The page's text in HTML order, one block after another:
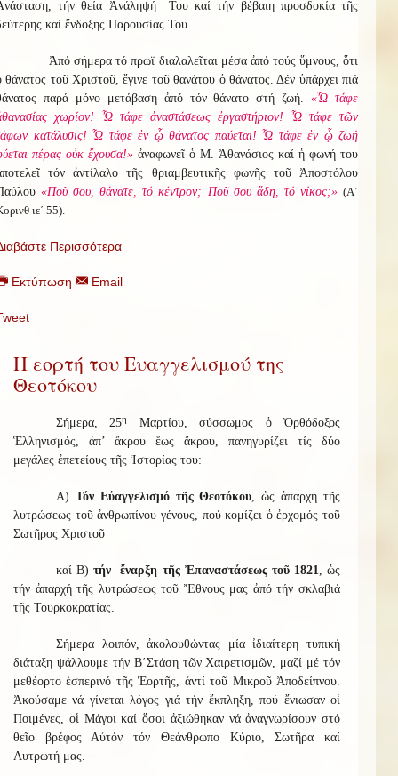
τήν θεία Ἀνάληψή Του καί τήν βέβαιη προσδοκία τῆς
καί ἔνδοξης Παρουσίας Του.
Ἀπό σήμερα τό πρωϊ διαλαλεῖται μέσα ἀπό τούς ὕμνους, ὅτι
θάνατος τοῦ Χριστοῦ, ἔγινε τοῦ θανάτου ὁ θάνατος. Δέν ὑπάρχει πιά
παρά μόνο μετάβαση ἀπό τόν θάνατο στή ζωή.«Ὦ τάφε
χωρίον! Ὦ τάφε ἀναστάσεως ἐργαστήριον! Ὦ τάφε τῶν
κατάλυσις! Ὦ τάφε ἐν ᾧ θάνατος παύεται! Ὦ τάφε ἐν ᾧ ζωή
πέρας οὐκ ἔχουσα!» ἀναφωνεῖ ὁ Μ. Ἀθανάσιος καί ἡ φωνή του
τόν ἀντίλαλο τῆς θριαμβευτικῆς φωνῆς τοῦ Ἀποστόλου
«Ποῦ σου, θάνατε, τό κέντρον; Ποῦ σου ἅδη, τό νίκος;» (Α΄
ιε΄ 55).
Περισσότερα
Εκτύπωση Email
Η εορτή του Ευαγγελισμού της
Θεοτόκου
Σήμερα, 25η
Μαρτίου, σύσσωμος ὁ Ὀρθόδοξος
Ἑλληνισμός, ἀπ’ ἄκρου ἕως ἄκρου, πανηγυρίζει τίς δύο
μεγάλες ἐπετείους τῆς Ἱστορίας του:
Α) Τόν Εὐαγγελισμό τῆς Θεοτόκου, ὡς ἀπαρχή τῆς
λυτρώσεως τοῦ ἀνθρωπίνου γένους, πού κομίζει ὁ ἐρχομός τοῦ
Σωτῆρος Χριστοῦ
καί Β)τήν ἔναρξη τῆς Ἐπαναστάσεως τοῦ 1821, ὡς
τήν ἀπαρχή τῆς λυτρώσεως τοῦ Ἔθνους μας ἀπό τήν σκλαβιά
τῆς Τουρκοκρατίας.
Σήμερα λοιπόν, ἀκολουθώντας μία ἰδιαίτερη τυπική
διάταξη ψάλλουμε τήν Β΄Στάση τῶν Χαιρετισμῶν, μαζί μέ τόν
μεθέορτο ἑσπερινό τῆς Ἑορτῆς, ἀντί τοῦ Μικροῦ Ἀποδείπνου.
Ἀκούσαμε νά γίνεται λόγος γιά τήν ἔκπληξη, πού ἔνιωσαν οἱ
Ποιμένες, οἱ Μάγοι καί ὅσοι ἀξιώθηκαν νά ἀναγνωρίσουν στό
θεῖο βρέφος Αὐτόν τόν Θεάνθρωπο Κύριο, Σωτῆρα καί
Λυτρωτή μας.